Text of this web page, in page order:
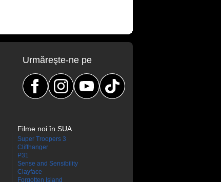
Urmăreşte-ne pe
Filme noi în SUA
Super Troopers 3
Cliffhanger
P31
Sense and Sensibility
Clayface
Forgotten Island